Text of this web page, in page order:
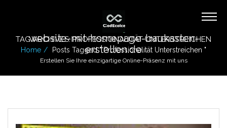
website-mit-homepage-baukasten-
erstellen.de
Erstellen Sie Ihre einzigartige Online-Präsenz mit uns
TAG ARCHIVES: PROFESSIONALITÄT UNTERSTREICHEN
Home Posts Tagged " Professionalität Unterstreichen "